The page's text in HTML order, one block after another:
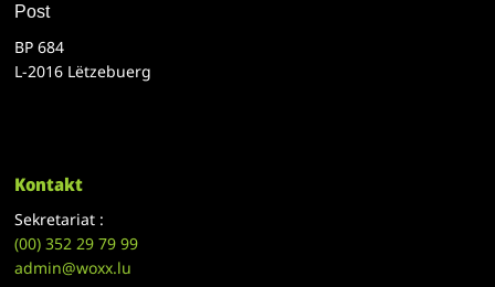
Post
BP 684
L-2016 Lëtzebuerg
Kontakt
Sekretariat :
(00)352 29 79 99
admin@woxx.lu